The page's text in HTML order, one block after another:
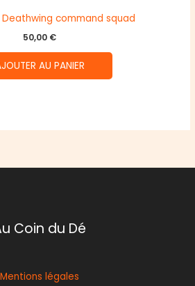
command squad
50,00 €
AU PANIER
Coin du Dé
Mentions légales